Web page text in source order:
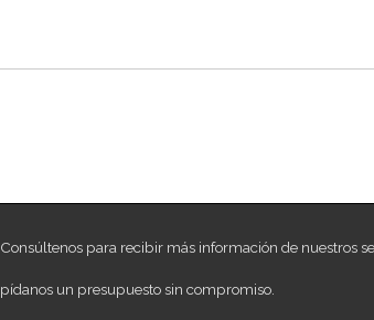
Consúltenos para recibir más información de nuestros
pídanos un presupuesto sin compromiso.